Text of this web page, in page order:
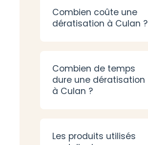
Combien coûte une
dératisation à Culan ?
Combien de temps
dure une dératisation
à Culan ?
Les produits utilisés